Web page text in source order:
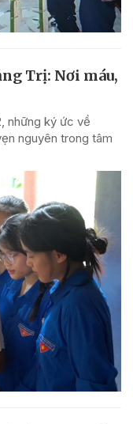
Trị: Nơi máu,
những ký ức về
nguyên trong tâm